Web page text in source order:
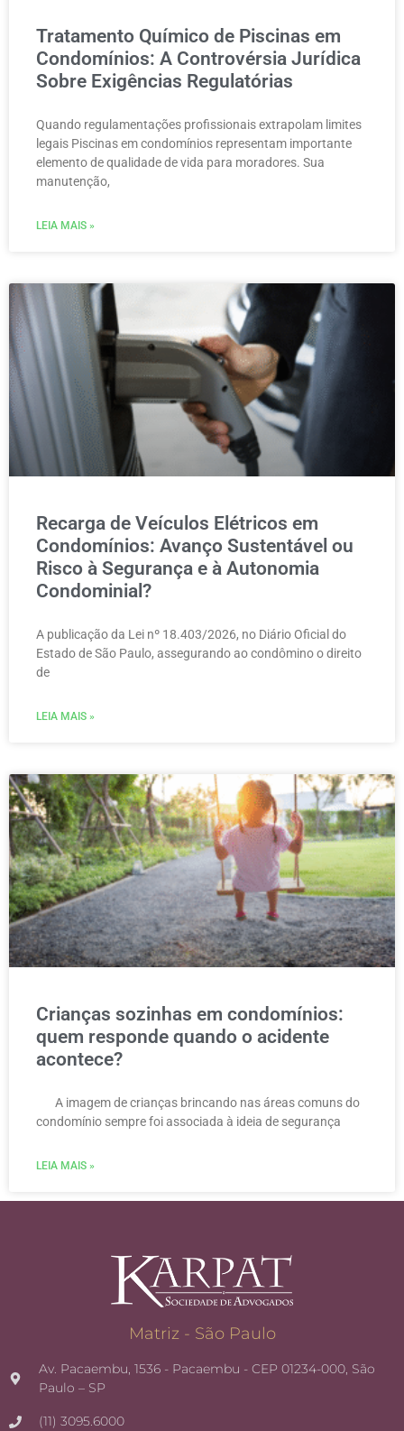
Tratamento Químico de Piscinas em
Condomínios: A Controvérsia Jurídica
Sobre Exigências Regulatórias
Quando regulamentações profissionais extrapolam limites
legais Piscinas em condomínios representam importante
elemento de qualidade de vida para moradores. Sua
manutenção,
LEIA MAIS »
Recarga de Veículos Elétricos em
Condomínios: Avanço Sustentável ou
Risco à Segurança e à Autonomia
Condominial?
A publicação da Lei nº 18.403/2026, no Diário Oficial do
Estado de São Paulo, assegurando ao condômino o direito
de
LEIA MAIS »
Crianças sozinhas em condomínios:
quem responde quando o acidente
acontece?
A imagem de crianças brincando nas áreas comuns do
condomínio sempre foi associada à ideia de segurança
LEIA MAIS »
Matriz - São Paulo
Av. Pacaembu, 1536 - Pacaembu - CEP 01234-000, São
Paulo – SP
(11) 3095.6000